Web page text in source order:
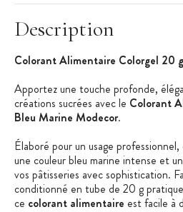
Description
Colorant Alimentaire Colorgel 20
Apportez une touche profonde,
créations sucrées avec le Colorant
Bleu Marine Modecor.
Élaboré pour un usage professionnel,
une couleur bleu marine intense et
vos pâtisseries avec sophistication.
conditionné en tube de 20 g
ce colorant alimentaire est facile à